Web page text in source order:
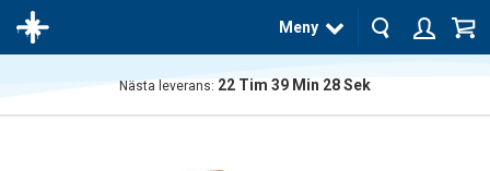
Meny
Nästa leverans: 22 Tim 39 Min 28Sek